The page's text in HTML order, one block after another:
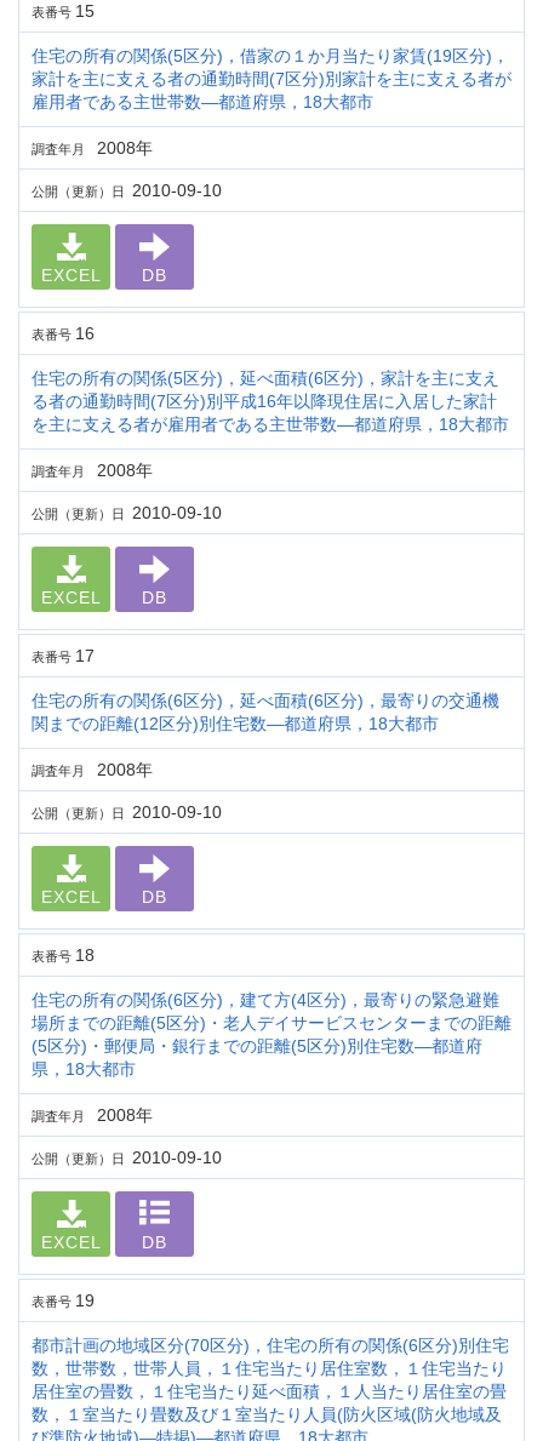
表番号 15
住宅の所有の関係(5区分)，借家の１か月当たり家賃(19区分)，
家計を主に支える者の通勤時間(7区分)別家計を主に支える者が
雇用者である主世帯数―都道府県，18大都市
調査年月 2008年
公開（更新）日 2010-09-10
EXCEL DB
表番号 16
住宅の所有の関係(5区分)，延べ面積(6区分)，家計を主に支え
る者の通勤時間(7区分)別平成16年以降現住居に入居した家計
を主に支える者が雇用者である主世帯数―都道府県，18大都市
調査年月 2008年
公開（更新）日 2010-09-10
EXCEL DB
表番号 17
住宅の所有の関係(6区分)，延べ面積(6区分)，最寄りの交通機
関までの距離(12区分)別住宅数―都道府県，18大都市
調査年月 2008年
公開（更新）日 2010-09-10
EXCEL DB
表番号 18
住宅の所有の関係(6区分)，建て方(4区分)，最寄りの緊急避難
場所までの距離(5区分)・老人デイサービスセンターまでの距離
(5区分)・郵便局・銀行までの距離(5区分)別住宅数―都道府
県，18大都市
調査年月 2008年
公開（更新）日 2010-09-10
EXCEL DB
表番号 19
都市計画の地域区分(70区分)，住宅の所有の関係(6区分)別住宅
数，世帯数，世帯人員，１住宅当たり居住室数，１住宅当たり
居住室の畳数，１住宅当たり延べ面積，１人当たり居住室の畳
数，１室当たり畳数及び１室当たり人員(防火区域(防火地域及